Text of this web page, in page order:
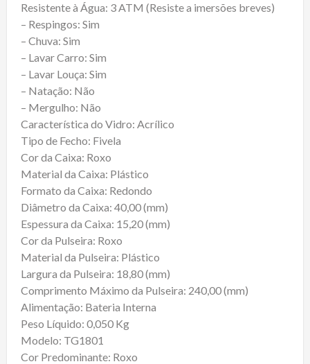
Resistente à Água: 3 ATM (Resiste a imersões breves)
– Respingos: Sim
– Chuva: Sim
– Lavar Carro: Sim
– Lavar Louça: Sim
– Natação: Não
– Mergulho: Não
Característica do Vidro: Acrílico
Tipo de Fecho: Fivela
Cor da Caixa: Roxo
Material da Caixa: Plástico
Formato da Caixa: Redondo
Diâmetro da Caixa: 40,00 (mm)
Espessura da Caixa: 15,20 (mm)
Cor da Pulseira: Roxo
Material da Pulseira: Plástico
Largura da Pulseira: 18,80 (mm)
Comprimento Máximo da Pulseira: 240,00 (mm)
Alimentação: Bateria Interna
Peso Líquido: 0,050 Kg
Modelo: TG1801
Cor Predominante: Roxo